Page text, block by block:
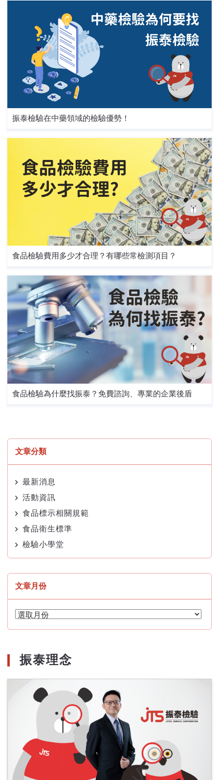
振泰檢驗在中藥領域的檢驗優勢！
食品檢驗費用多少才合理？有哪些常檢測項目？
食品檢驗為什麼找振泰？免費諮詢、專業的企業後盾
文章分類
最新消息
活動資訊
食品標示相關規範
食品衛生標準
檢驗小學堂
文章月份
文
振泰理念